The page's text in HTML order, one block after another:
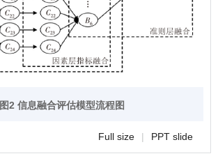
图2 信息融合评估模型流程图
Full size | PPT slide